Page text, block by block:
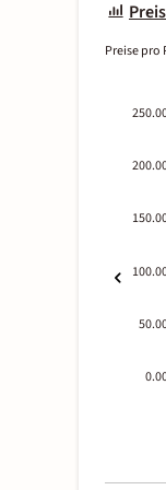
Preise pro